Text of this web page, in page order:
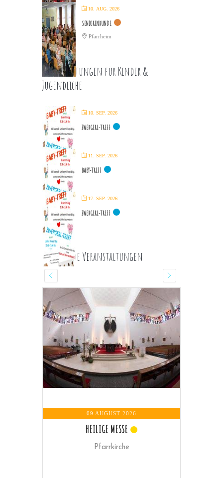
10. AUG. 2026
SENIORENRUNDE
Pfarrheim
Veranstaltungen für Kinder &
Jugendliche
10. SEP. 2026
ZWERGERL-TREFF
11. SEP. 2026
BABY-TREFF
17. SEP. 2026
ZWERGERL-TREFF
Kommende Veranstaltungen
09 AUGUST 2026
HEILIGE MESSE
Pfarrkirche